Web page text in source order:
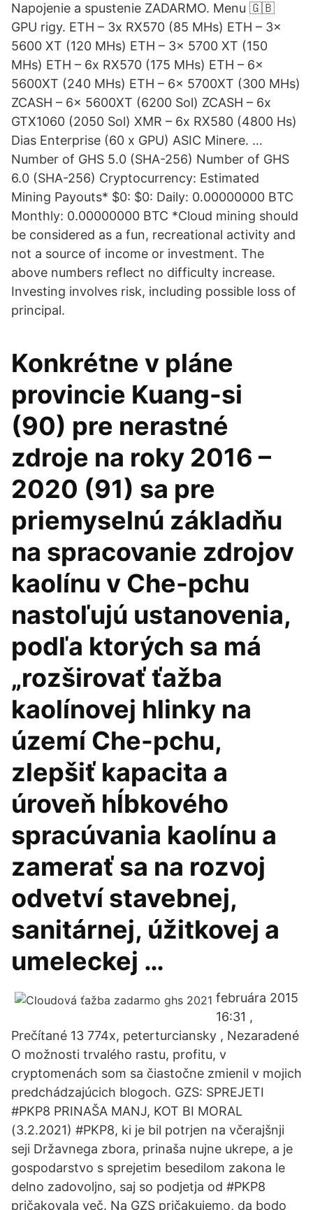
Napojenie a spustenie ZADARMO. Menu 🇬🇧
GPU rigy. ETH – 3x RX570 (85 MHs) ETH – 3x
5600 XT (120 MHs) ETH – 3x 5700 XT (150
MHs) ETH – 6x RX570 (175 MHs) ETH – 6x
5600XT (240 MHs) ETH – 6x 5700XT (300 MHs)
ZCASH – 6x 5600XT (6200 Sol) ZCASH – 6x
GTX1060 (2050 Sol) XMR – 6x RX580 (4800 Hs)
Dias Enterprise (60 x GPU) ASIC Minere. …
Number of GHS 5.0 (SHA-256) Number of GHS
6.0 (SHA-256) Cryptocurrency: Estimated
Mining Payouts* $0: $0: Daily: 0.00000000 BTC
Monthly: 0.00000000 BTC *Cloud mining should
be considered as a fun, recreational activity and
not a source of income or investment. The
above numbers reflect no difficulty increase.
Investing involves risk, including possible loss of
principal.
Konkrétne v pláne
provincie Kuang-si
(90) pre nerastné
zdroje na roky 2016 –
2020 (91) sa pre
priemyselnú základňu
na spracovanie zdrojov
kaolínu v Che-pchu
nastoľujú ustanovenia,
podľa ktorých sa má
„rozširovať ťažba
kaolínovej hlinky na
území Che-pchu,
zlepšiť kapacita a
úroveň hĺbkového
spracúvania kaolínu a
zamerať sa na rozvoj
odvetví stavebnej,
sanitárnej, úžitkovej a
umeleckej …
februára 2015
16:31 ,
Prečítané 13 774x, peterturciansky , Nezaradené
O možnosti trvalého rastu, profitu, v
cryptomenách som sa čiastočne zmienil v mojich
predchádzajúcich blogoch. GZS: SPREJETI
#PKP8 PRINAŠA MANJ, KOT BI MORAL
(3.2.2021) #PKP8, ki je bil potrjen na včerajšnji
seji Državnega zbora, prinaša nujne ukrepe, a je
gospodarstvo s sprejetim besedilom zakona le
delno zadovoljno, saj so podjetja od #PKP8
pričakovala več. Na GZS pričakujemo, da bodo